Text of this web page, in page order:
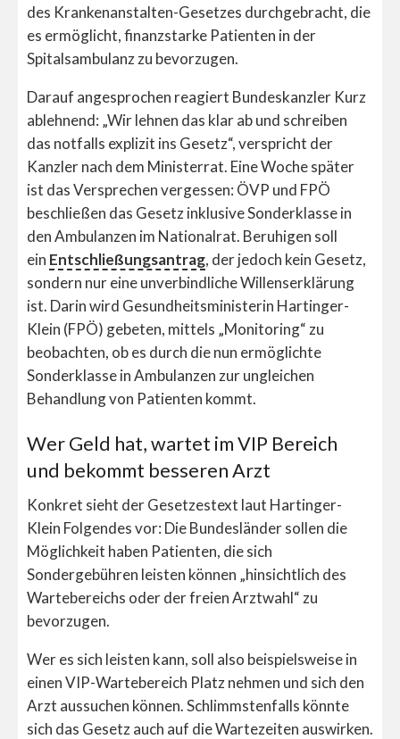
des Krankenanstalten-Gesetzes durchgebracht, die
es ermöglicht, finanzstarke Patienten in der
Spitalsambulanz zu bevorzugen.
Darauf angesprochen reagiert Bundeskanzler Kurz
ablehnend: „Wir lehnen das klar ab und schreiben
das notfalls explizit ins Gesetz“, verspricht der
Kanzler nach dem Ministerrat. Eine Woche später
ist das Versprechen vergessen: ÖVP und FPÖ
beschließen das Gesetz inklusive Sonderklasse in
den Ambulanzen im Nationalrat. Beruhigen soll
ein Entschließungsantrag, der jedoch kein Gesetz,
sondern nur eine unverbindliche Willenserklärung
ist. Darin wird Gesundheitsministerin Hartinger-
Klein (FPÖ) gebeten, mittels „Monitoring“ zu
beobachten, ob es durch die nun ermöglichte
Sonderklasse in Ambulanzen zur ungleichen
Behandlung von Patienten kommt.
Wer Geld hat, wartet im VIP Bereich
und bekommt besseren Arzt
Konkret sieht der Gesetzestext laut Hartinger-
Klein Folgendes vor: Die Bundesländer sollen die
Möglichkeit haben Patienten, die sich
Sondergebühren leisten können „hinsichtlich des
Wartebereichs oder der freien Arztwahl“ zu
bevorzugen.
Wer es sich leisten kann, soll also beispielsweise in
einen VIP-Wartebereich Platz nehmen und sich den
Arzt aussuchen können. Schlimmstenfalls könnte
sich das Gesetz auch auf die Wartezeiten auswirken.